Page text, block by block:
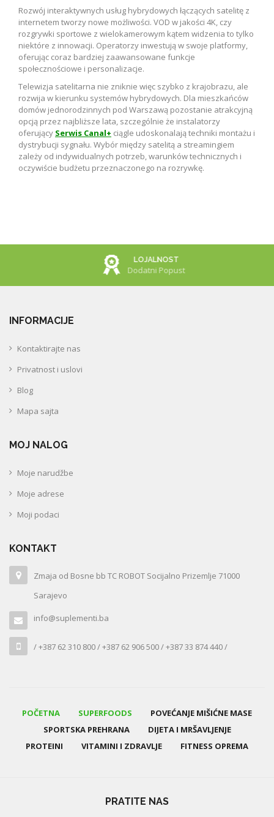
Rozwój interaktywnych usług hybrydowych łączących satelitę z
internetem tworzy nowe możliwości. VOD w jakości 4K, czy
rozgrywki sportowe z wielokamerowym kątem widzenia to tylko
niektóre z innowacji. Operatorzy inwestują w swoje platformy,
oferując coraz bardziej zaawansowane funkcje
społecznościowe i personalizacje.
Telewizja satelitarna nie zniknie więc szybko z krajobrazu, ale
rozwija w kierunku systemów hybrydowych. Dla mieszkańców
domów jednorodzinnych pod Warszawą pozostanie atrakcyjną
opcją przez najbliższe lata, szczególnie że instalatorzy
oferujący Serwis Canal+ ciągle udoskonalają techniki montażu i
dystrybucji sygnału. Wybór między satelitą a streamingiem
zależy od indywidualnych potrzeb, warunków technicznych i
oczywiście budżetu przeznaczonego na rozrywkę.
LOJALNOST
Dodatni Popust
INFORMACIJE
Kontaktirajte nas
Privatnost i uslovi
Blog
Mapa sajta
MOJ NALOG
Moje narudžbe
Moje adrese
Moji podaci
KONTAKT
Zmaja od Bosne bb TC ROBOT Socijalno Prizemlje 71000
Sarajevo
info@suplementi.ba
/ +387 62 310 800 / +387 62 906 500 / +387 33 874 440 /
POČETNA SUPERFOODS
POVEĆANJE MIŠIĆNE MASE
SPORTSKA PREHRANA
DIJETA I MRŠAVLJENJE
PROTEINI
VITAMINI I ZDRAVLJE FITNESS OPREMA
PRATITE NAS